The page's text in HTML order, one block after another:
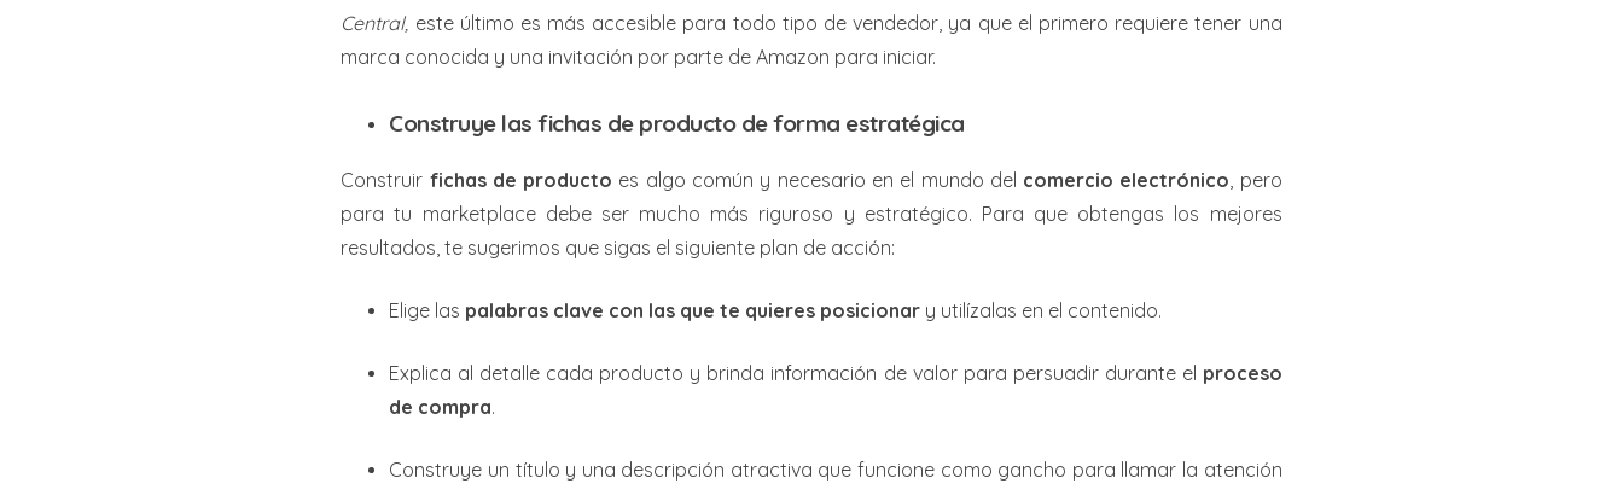
Central, este último es más accesible para todo tipo de vendedor, ya que el primero requiere tener una
marca conocida y una invitación por parte de Amazon para iniciar.
Construye las fichas de producto de forma estratégica
Construir fichas de producto es algo común y necesario en el mundo del comercio electrónico, pero
para tu marketplace debe ser mucho más riguroso y estratégico. Para que obtengas los mejores
resultados, te sugerimos que sigas el siguiente plan de acción:
Elige las palabras clave con las que te quieres posicionar y utilízalas en el contenido.
Explica al detalle cada producto y brinda información de valor para persuadir durante el proceso
de compra.
Construye un título y una descripción atractiva que funcione como gancho para llamar la atención